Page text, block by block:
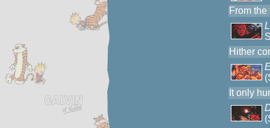
From
Hither
It only